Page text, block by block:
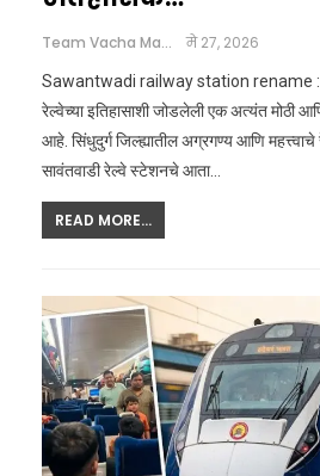
Team Vacha Marathi मे 27, 2026
Sawantwadi railway station rename :
रेल्वेच्या इतिहासाशी जोडलेली एक अत्यंत मोठी
आहे. सिंधुदुर्ग जिल्ह्यातील अग्रगण्य आणि
सावंतवाडी रेल्वे स्टेशनचे आता…
READ MORE...